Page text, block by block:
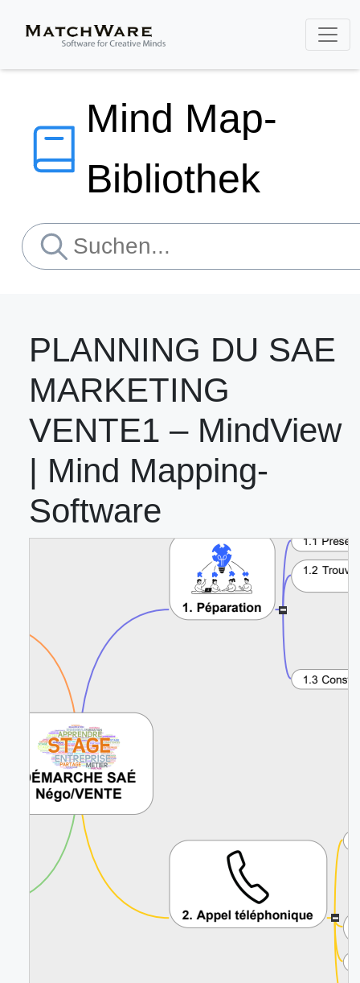
Mind Map-
Bibliothek
PLANNING DU SAE
MARKETING
VENTE1 – MindView
| Mind Mapping-
Software